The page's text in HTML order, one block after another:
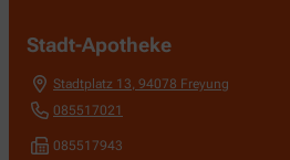
Stadt-Apotheke
Stadtplatz 13, 94078 Freyung
085517021
085517943